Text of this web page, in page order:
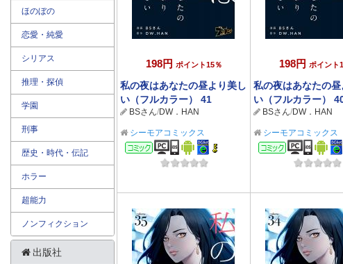
198円 ポイント15％
私の夜はあなたの昼より美し
い（フルカラー） 41
BSさん/DW．HAN
シーモアコミックス
コミック
198円 ポイント
私の夜はあなたの昼
い（フルカラー）
BSさん/DW．HAN
シーモアコミックス
コミック
ほのぼの
恋愛・純愛
シリアス
推理・探偵
学園
刑事
歴史・時代・伝記
ホラー
超能力
ノンフィクション
出版社